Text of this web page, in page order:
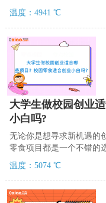
温度：4941 ℃
大学生做校园创业
小白吗?
无论你是想寻求新机遇的
零食项目都是一个不错的
稳定的发展前景的校园零
温度：5074 ℃